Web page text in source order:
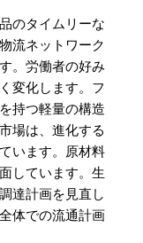
のタイムリーな
流ネットワーク
。労働者の好み
変化します。フ
持つ軽量の構造
場は、進化する
います。原材料
しています。生
達計画を見直し
体での流通計画